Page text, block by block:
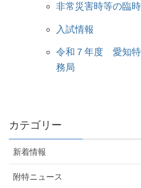
非常災害時等の臨
入試情報
令和７年度 愛知
務局
カテゴリー
新着情報
附特ニュース